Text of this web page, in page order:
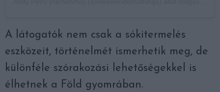
A látogatók nem csak a sókitermelés
eszközeit, történelmét ismerhetik meg, de
különféle szórakozási lehetőségekkel is
élhetnek a Föld gyomrában.